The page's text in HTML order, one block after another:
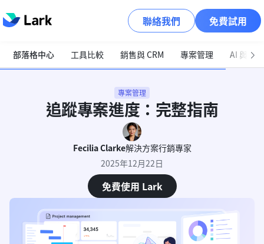
聯絡我們 免費試用
部落格中心 工具比較 銷售與 CRM 專案管理 AI 與自
專案管理
追蹤專案進度：完整指南
Fecilia Clarke解決方案行銷專家
2025年12月22日
免費使用 Lark